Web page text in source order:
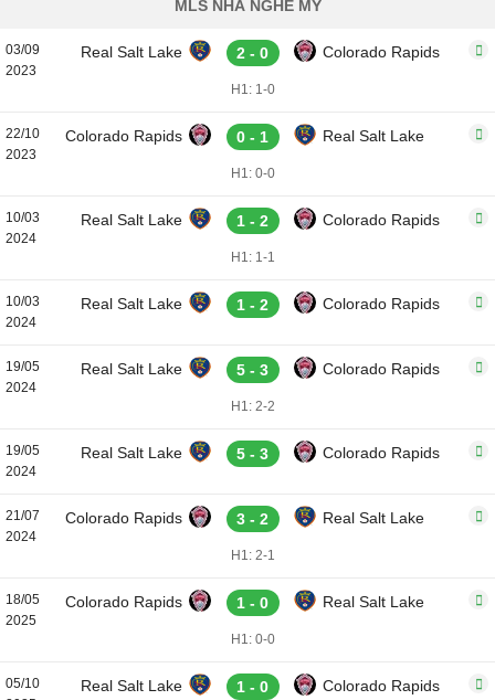
MLS NHÀ NGHỀ MỸ
03/09
2023
Real Salt Lake 2 - 0 Colorado Rapids
H1: 1-0
22/10
2023
Colorado Rapids 0 - 1 Real Salt Lake
H1: 0-0
10/03
2024
Real Salt Lake 1 - 2 Colorado Rapids
H1: 1-1
10/03
2024
Real Salt Lake 1 - 2 Colorado Rapids
19/05
2024
Real Salt Lake 5 - 3 Colorado Rapids
H1: 2-2
19/05
2024
Real Salt Lake 5 - 3 Colorado Rapids
21/07
2024
Colorado Rapids 3 - 2 Real Salt Lake
H1: 2-1
18/05
2025
Colorado Rapids 1 - 0 Real Salt Lake
H1: 0-0
05/10
Real Salt Lake 1 - 0 Colorado Rapids